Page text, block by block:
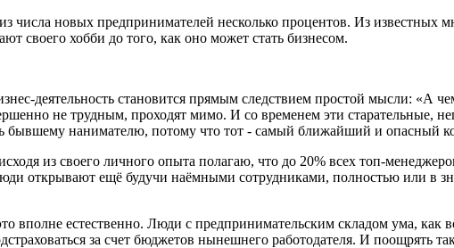
числа новых предпринимателей несколько процентов. Из известных
своего хобби до того, как оно может стать бизнесом.
деятельность становится прямым следствием простой мысли: «А
не трудным, проходят мимо. И со временем эти старательные,
бывшему нанимателю, потому что тот - самый ближайший и опасный
из своего личного опыта полагаю, что до 20% всех топ-
открывают ещё будучи наёмными сотрудниками, полностью или в
вполне естественно. Люди с предпринимательским складом ума, как
за счет бюджетов нынешнего работодателя. И поощрять